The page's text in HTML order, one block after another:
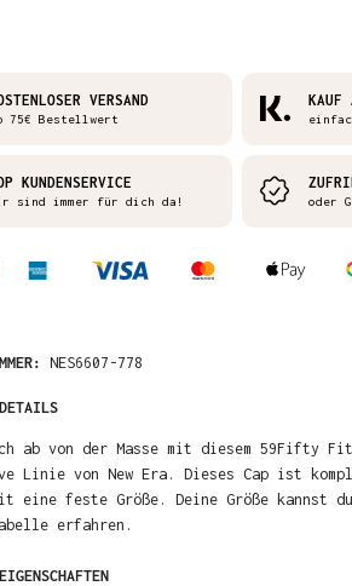
VERSAND
75€ Bestellwert
KAUF
KUNDENSERVICE
sind immer für dich da! oder
NES6607-778
ab von der Masse mit diesem 59Fifty
Linie von New Era. Dieses Cap ist
eine feste Größe. Deine Größe kannst
erfahren.